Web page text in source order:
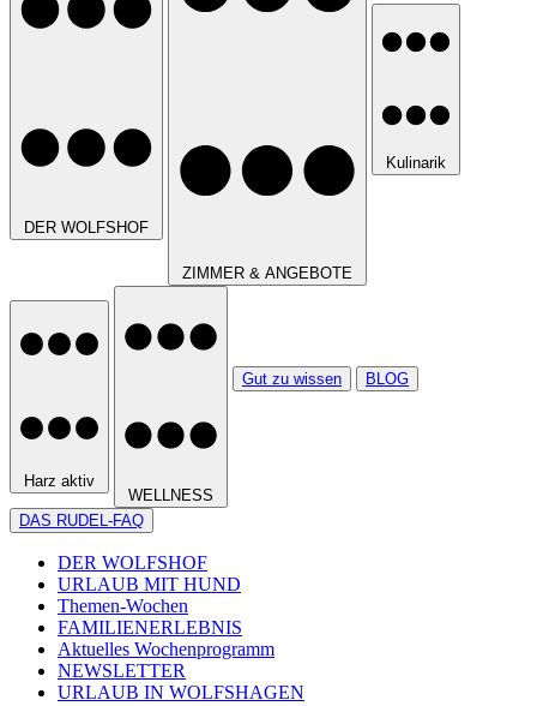
DER WOLFSHOF
ZIMMER & ANGEBOTE
Kulinarik
Harz aktiv
WELLNESS
Gut zu wissen BLOG
DAS RUDEL-FAQ
DER WOLFSHOF
URLAUB MIT HUND
Themen-Wochen
FAMILIENERLEBNIS
Aktuelles Wochenprogramm
NEWSLETTER
URLAUB IN WOLFSHAGEN